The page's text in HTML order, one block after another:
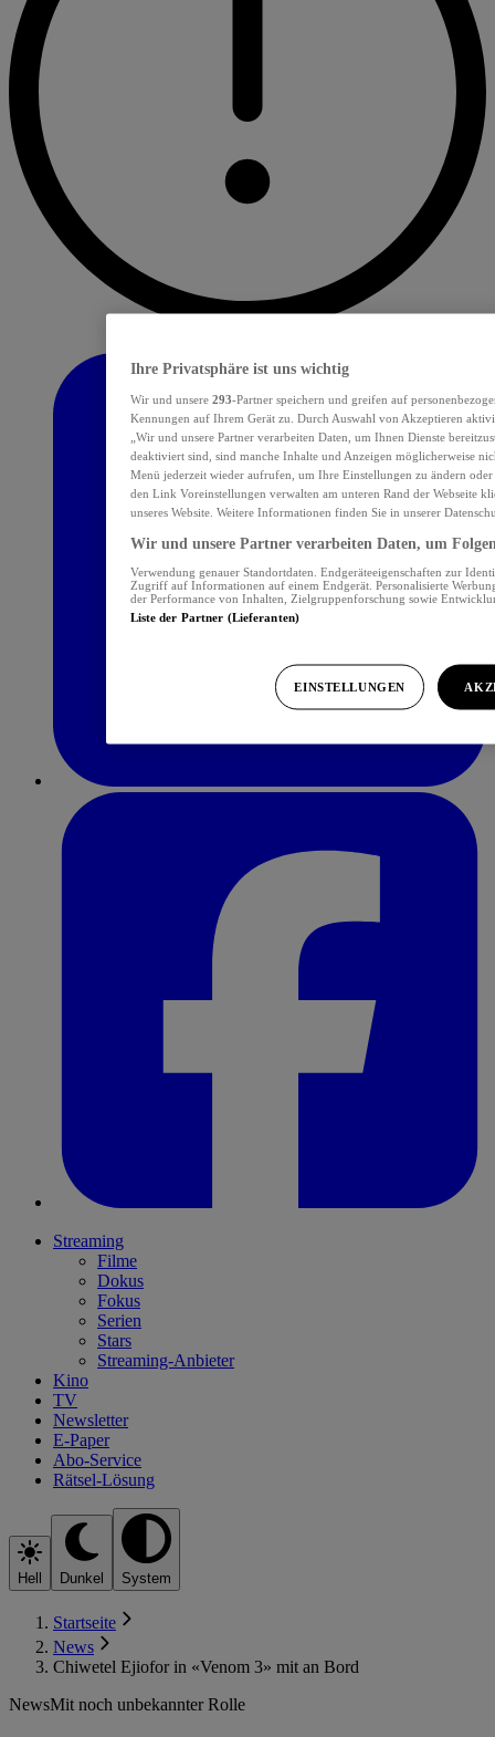
Streaming
Filme
Dokus
Fokus
Serien
Stars
Streaming-Anbieter
Kino
TV
Newsletter
E-Paper
Abo-Service
Rätsel-Lösung
Hell Dunkel System
Startseite
News
Chiwetel Ejiofor in «Venom 3» mit an Bord
NewsMit noch unbekannter Rolle
Ihre Privatsphäre ist uns wichtig
Wir und unsere 293-Partner speichern und greifen auf
Kennungen auf Ihrem Gerät zu. Durch Auswahl von Akzeptieren
„Wir und unsere Partner verarbeiten Daten, um Ihnen Dienste
deaktiviert sind, sind manche Inhalte und Anzeigen möglicherweise
Menü jederzeit wieder aufrufen, um Ihre Einstellungen zu ändern
den Link Voreinstellungen verwalten am unteren Rand der Webseite
unseres Website. Weitere Informationen finden Sie in unserer
Wir und unsere Partner verarbeiten Daten, um
Verwendung genauer Standortdaten. Endgeräteeigenschaften zur
Zugriff auf Informationen auf einem Endgerät. Personalisierte
der Performance von Inhalten, Zielgruppenforschung sowie
Liste der Partner (Lieferanten)
EINSTELLUNGEN